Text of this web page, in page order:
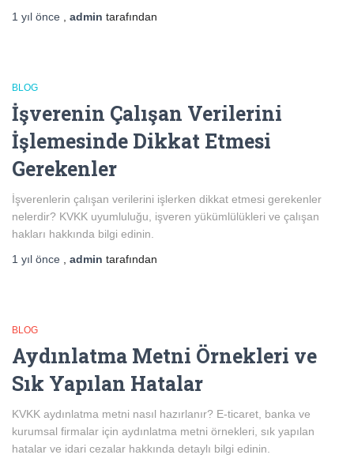
1 yıl önce admin tarafından
BLOG
İşverenin Çalışan Verilerini
İşlemesinde Dikkat Etmesi
Gerekenler
İşverenlerin çalışan verilerini işlerken dikkat etmesi gerekenler
nelerdir? KVKK uyumluluğu, işveren yükümlülükleri ve çalışan
hakları hakkında bilgi edinin.
1 yıl önce admin tarafından
BLOG
Aydınlatma Metni Örnekleri ve
Sık Yapılan Hatalar
KVKK aydınlatma metni nasıl hazırlanır? E-ticaret, banka ve
kurumsal firmalar için aydınlatma metni örnekleri, sık yapılan
hatalar ve idari cezalar hakkında detaylı bilgi edinin.